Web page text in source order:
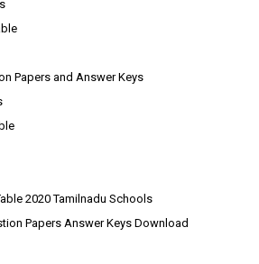
Papers and Answer Keys
2020 Tamilnadu Schools
Papers Answer Keys Download